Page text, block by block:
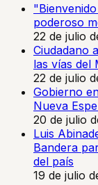
poderoso
22 de julio
Ciudadano
las vías del
22 de julio
Gobierno
Nueva
20 de julio
Luis
Bandera
del país
19 de julio